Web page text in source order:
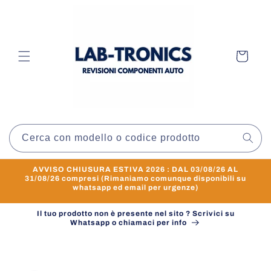
Carrello
Cerca con modello o codice prodotto
AVVISO CHIUSURA ESTIVA 2026 : DAL 03/08/26 AL
31/08/26 compresi (Rimaniamo comunque disponibili su
whatsapp ed email per urgenze)
Il tuo prodotto non è presente nel sito ? Scrivici su
Whatsapp o chiamaci per info